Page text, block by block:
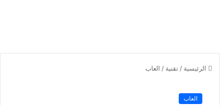
الرئيسية / تقنية / العاب
العاب